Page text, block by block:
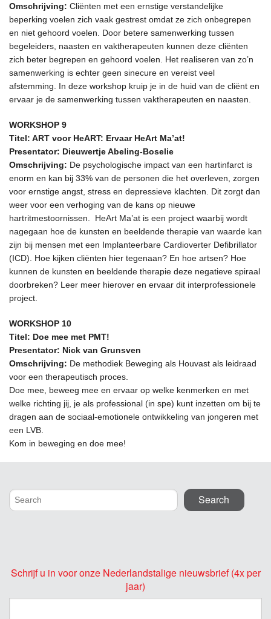
Omschrijving: Cliënten met een ernstige verstandelijke
beperking voelen zich vaak gestrest omdat ze zich onbegrepen
en niet gehoord voelen. Door betere samenwerking tussen
begeleiders, naasten en vaktherapeuten kunnen deze cliënten
zich beter begrepen en gehoord voelen. Het realiseren van zo’n
samenwerking is echter geen sinecure en vereist veel
afstemming. In deze workshop kruip je in de huid van de cliënt en
ervaar je de samenwerking tussen vaktherapeuten en naasten.
WORKSHOP 9
Titel: ART voor HeART: Ervaar HeArt Ma’at!
Presentator: Dieuwertje Abeling-Boselie
Omschrijving: De psychologische impact van een hartinfarct is
enorm en kan bij 33% van de personen die het overleven, zorgen
voor ernstige angst, stress en depressieve klachten. Dit zorgt dan
weer voor een verhoging van de kans op nieuwe
hartritmestoornissen. HeArt Ma’at is een project waarbij wordt
nagegaan hoe de kunsten en beeldende therapie van waarde kan
zijn bij mensen met een Implanteerbare Cardioverter Defibrillator
(ICD). Hoe kijken cliënten hier tegenaan? En hoe artsen? Hoe
kunnen de kunsten en beeldende therapie deze negatieve spiraal
doorbreken? Leer meer hierover en ervaar dit interprofessionele
project.
WORKSHOP 10
Titel: Doe mee met PMT!
Presentator: Nick van Grunsven
Omschrijving: De methodiek Beweging als Houvast als leidraad
voor een therapeutisch proces.
Doe mee, beweeg mee en ervaar op welke kenmerken en met
welke richting jij, je als professional (in spe) kunt inzetten om bij te
dragen aan de sociaal-emotionele ontwikkeling van jongeren met
een LVB.
Kom in beweging en doe mee!
Schrijf u in voor onze Nederlandstalige nieuwsbrief (4x per
jaar)